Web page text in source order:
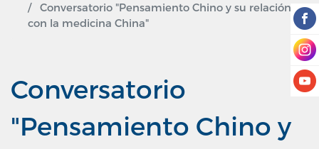
Conversatorio "Pensamiento Chino y su relación
con la medicina China"
Conversatorio
"Pensamiento Chino y